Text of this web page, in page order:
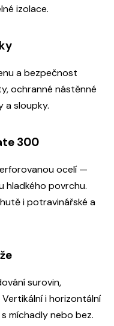
izolace.
a bezpečnost
ochranné nástěnné
a sloupky.
300
ocelí —
hladkého povrchu.
i potravinářské a
surovin,
i horizontální
míchadly nebo bez.